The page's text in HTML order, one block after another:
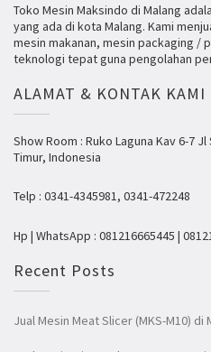
Toko Mesin Maksindo di Malang
yang ada di kota Malang. Kami
mesin makanan, mesin packaging /
teknologi tepat guna pengolahan
ALAMAT & KONTAK KAMI
Show Room : Ruko Laguna Kav 6-7
Timur, Indonesia
Telp : 0341-4345981, 0341-472248
Hp | WhatsApp : 081216665445 |
Recent Posts
Jual Mesin Meat Slicer (MKS-M10) di